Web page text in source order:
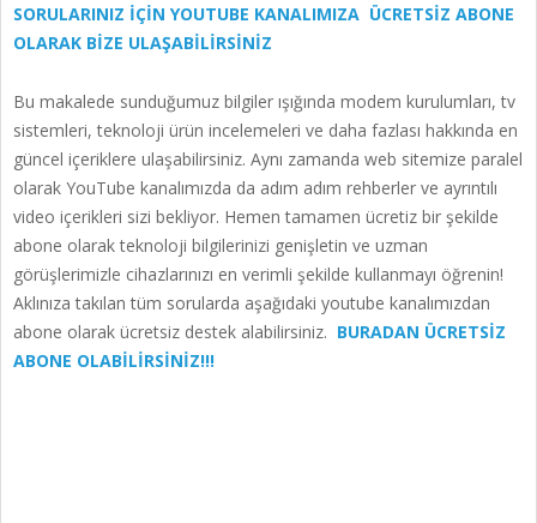
SORULARINIZ İÇİN YOUTUBE KANALIMIZA ÜCRETSİZ ABONE
OLARAK BİZE ULAŞABİLİRSİNİZ
Bu makalede sunduğumuz bilgiler ışığında modem kurulumları, tv
sistemleri, teknoloji ürün incelemeleri ve daha fazlası hakkında en
güncel içeriklere ulaşabilirsiniz. Aynı zamanda web sitemize paralel
olarak YouTube kanalımızda da adım adım rehberler ve ayrıntılı
video içerikleri sizi bekliyor. Hemen tamamen ücretiz bir şekilde
abone olarak teknoloji bilgilerinizi genişletin ve uzman
görüşlerimizle cihazlarınızı en verimli şekilde kullanmayı öğrenin!
Aklınıza takılan tüm sorularda aşağıdaki youtube kanalımızdan
abone olarak ücretsiz destek alabilirsiniz. BURADAN ÜCRETSİZ
ABONE OLABİLİRSİNİZ!!!